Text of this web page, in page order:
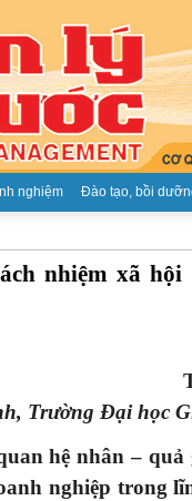
nghiệm Đào tạo, bồi
nhiệm xã hội
Trường Đại học
hệ nhân– quả
nghiệp trong